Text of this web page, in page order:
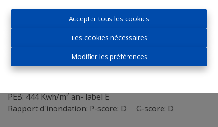
Accepter tous les cookies
Les cookies nécessaires
Modifier les préférences
Situé au centre d’Alsemberg, cependant dans une rue
très calme et sans issue.
Superficie de la parcelle : 8a60.
Obligation de rénovation est d’application.
Année de construction: 1950
PEB: 444 Kwh/m² an- label E
Rapport d'inondation: P-score: D G-score: D